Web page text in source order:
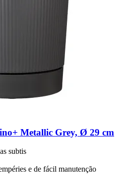
Metallic Grey, Ø 29 cm
subtis
e de fácil manutenção